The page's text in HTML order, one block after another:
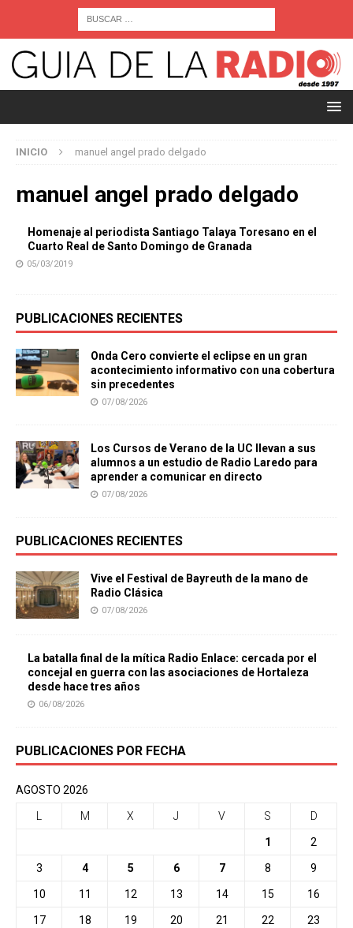
INICIO manuel angel prado delgado
manuel angel prado delgado
Homenaje al periodista Santiago Talaya Toresano en el
Cuarto Real de Santo Domingo de Granada
05/03/2019
PUBLICACIONES RECIENTES
Onda Cero convierte el eclipse en un gran
acontecimiento informativo con una cobertura
sin precedentes
07/08/2026
Los Cursos de Verano de la UC llevan a sus
alumnos a un estudio de Radio Laredo para
aprender a comunicar en directo
07/08/2026
PUBLICACIONES RECIENTES
Vive el Festival de Bayreuth de la mano de
Radio Clásica
07/08/2026
La batalla final de la mítica Radio Enlace: cercada por el
concejal en guerra con las asociaciones de Hortaleza
desde hace tres años
06/08/2026
PUBLICACIONES POR FECHA
AGOSTO 2026
M X J V S D
1 2
3 4 5 6 7 8 9
10 11 12 13 14 15 16
17 18 19 20 21 22 23